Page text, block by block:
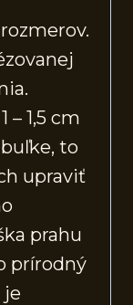
– 1,5 cm
to
upraviť
prahu
prírodný
je